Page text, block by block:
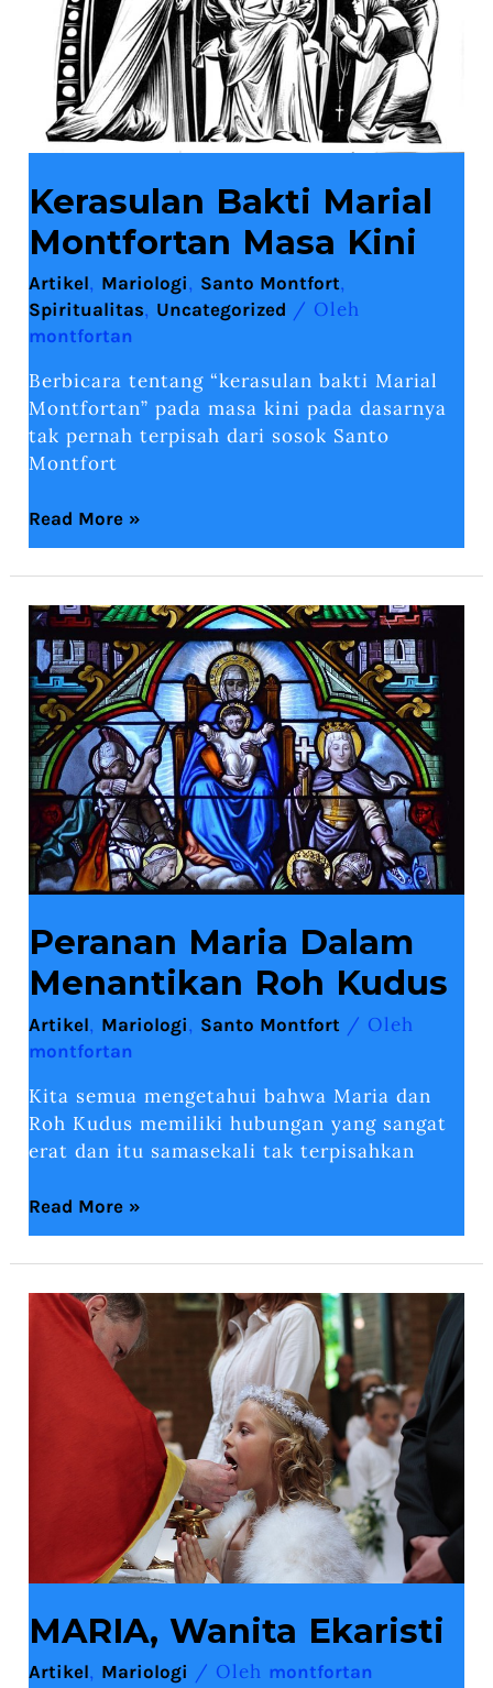
Kerasulan Bakti Marial
Montfortan Masa Kini
Artikel, Mariologi, Santo Montfort,
Spiritualitas, Uncategorized / Oleh
montfortan
Berbicara tentang “kerasulan bakti Marial
Montfortan” pada masa kini pada dasarnya
tak pernah terpisah dari sosok Santo
Montfort
Read More »
Peranan Maria Dalam
Menantikan Roh Kudus
Artikel, Mariologi, Santo Montfort / Oleh
montfortan
Kita semua mengetahui bahwa Maria dan
Roh Kudus memiliki hubungan yang sangat
erat dan itu samasekali tak terpisahkan
Peranan
Maria
Dalam
Menantikan
Roh
Kudus
Read More »
MARIA, Wanita Ekaristi
Artikel, Mariologi / Oleh montfortan
MARIA,
Wanita
Ekaristi